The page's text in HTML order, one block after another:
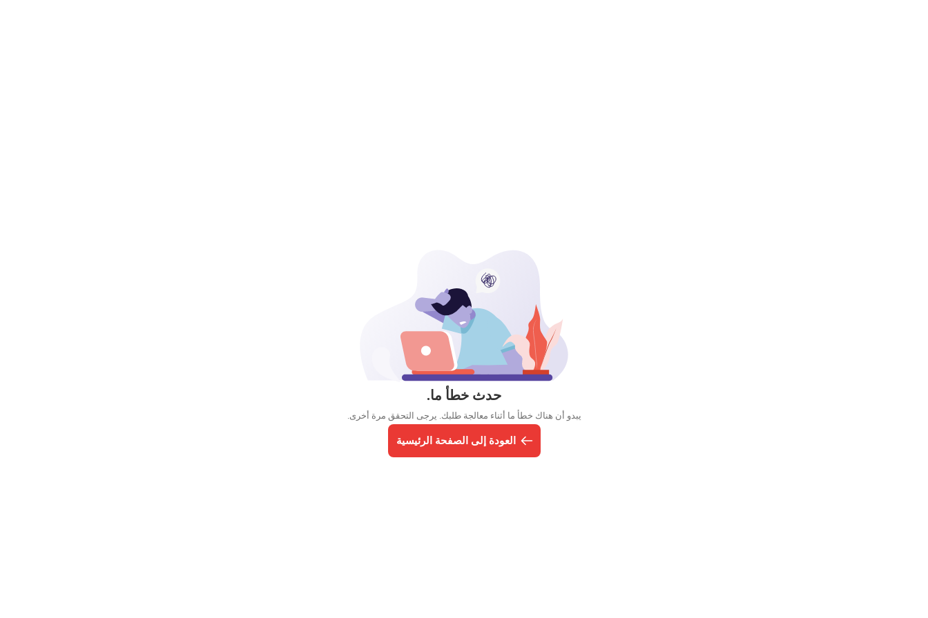
حدث خطأ ما.
يبدو أن هناك خطأ ما أثناء معالجة طلبك. يرجى التحقق مرة أخرى.
العودة إلى الصفحة الرئيسية